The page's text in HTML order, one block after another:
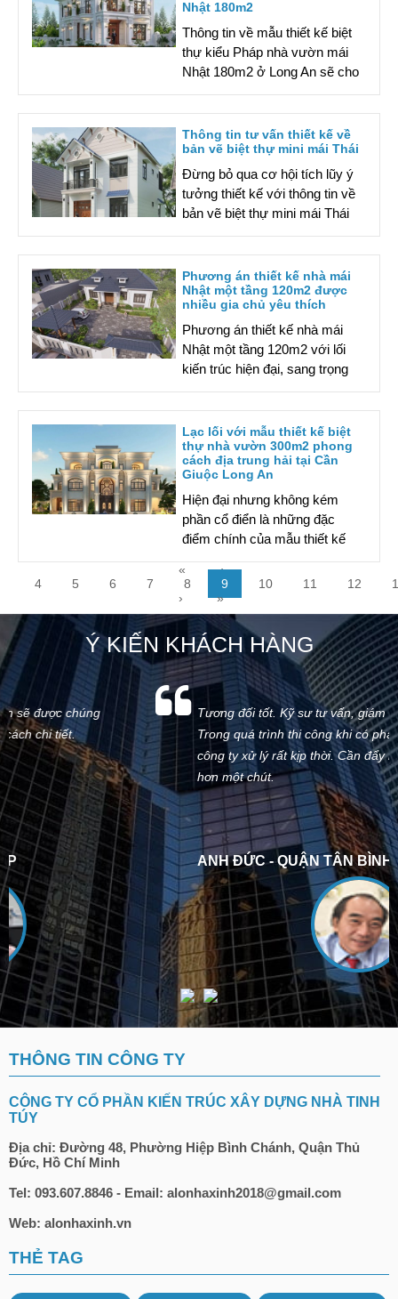
Nhật 180m2
Thông tin về mẫu thiết kế biệt
thự kiểu Pháp nhà vườn mái
Nhật 180m2 ở Long An sẽ cho
bạn thêm ý tưởng mới khi cải
tạo không gian. Nhấp chuột để
tìm hiểu chi tiết!
Thông tin tư vấn thiết kế về
bản vẽ biệt thự mini mái Thái
Đừng bỏ qua cơ hội tích lũy ý
tưởng thiết kế với thông tin về
bản vẽ biệt thự mini mái Thái
trong nội dung bài viết sau.
Nhấp chuột để tìm hiểu chi tiết
nhé.
Phương án thiết kế nhà mái
Nhật một tầng 120m2 được
nhiều gia chủ yêu thích
Phương án thiết kế nhà mái
Nhật một tầng 120m2 với lối
kiến trúc hiện đại, sang trọng
chiếm trọn trái tim của gia chủ.
Click chuột tìm hiểu ngay nhé!
Lạc lối với mẫu thiết kế biệt
thự nhà vườn 300m2 phong
cách địa trung hải tại Cần
Giuộc Long An
Hiện đại nhưng không kém
phần cổ điển là những đặc
điểm chính của mẫu thiết kế
biệt thự nhà vườn 300m2
phong cách địa trung hải. Click
chuột tìm hiểu nhé!
«
‹
4
5 6 7 8 9 10 11 12
›
»
Ý KIẾN KHÁCH HÀNG
Tương đối tốt. Kỹ sư tư vấn, giám sát nhiệt tình.
Trong quá trình thi công khi có phát sinh vấn đề
công ty xử lý rất kịp thời. Cần đẩy nhanh tiến độ
hơn một chút.
ANH ĐỨC - QUẬN TÂN BÌNH
THÔNG TIN CÔNG TY
CÔNG TY CỔ PHẦN KIẾN TRÚC XÂY DỰNG NHÀ TINH
TÚY
Địa chỉ: Đường 48, Phường Hiệp Bình Chánh, Quận Thủ
Đức, Hồ Chí Minh
Tel: 093.607.8846 - Email: alonhaxinh2018@gmail.com
Web: alonhaxinh.vn
THẺ TAG